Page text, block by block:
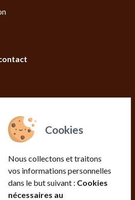
Nous collectons et traitons
vos informations personnelles
dans le but suivant : Cookies
nécessaires au